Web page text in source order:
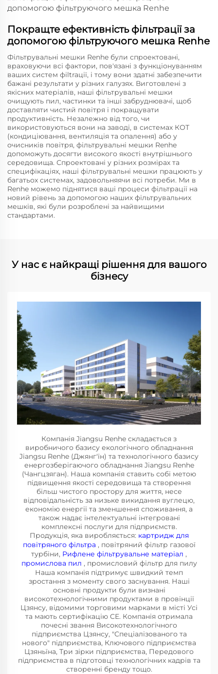
Покращте ефективність фільтрації за
допомогою фільтруючого мешка Renhe
Фільтрувальні мешки Renhe були спроектовані,
враховуючи всі фактори, пов'язані з функціонуванням
ваших систем фіltraції, і тому вони здатні забезпечити
бажані результати у різних галузях. Виготовлені з
якісних матеріалів, наші фільтрувальні мешки
очищують пил, частинки та інші забруднювачі, щоб
доставляти чистий повітря і покращувати
продуктивність. Незалежно від того, чи
використовуються вони на заводі, в системах КОТ
(кондиціювання, вентиляція та опалення) або у
очисників повітря, фільтрувальні мешки Renhe
допоможуть досягти високого якості внутрішнього
середовища. Спроектовані у різних розмірах та
специфікаціях, наші фільтрувальні мешки працюють у
багатьох системах, задовольняячи всі потреби. Ми в
Renhe можемо піднятися ваші процеси фільтрації на
новий рівень за допомогою наших фільтрувальних
мешків, які були розроблені за найвищими
стандартами.
У нас є найкращі рішення для вашого
бізнесу
Компанія Jiangsu Renhe складається з
виробничого базису екологічного обладнання
Jiangsu Renhe (Джянг'їн) та технологічного базису
енергозберігаючого обладнання Jiangsu Renhe
(Чангцзяган). Наша компанія ставить собі метою
підвищення якості середовища та створення
більш чистого простору для життя, несе
відповідальність за низьке викидання вуглецю,
економію енергії та зменшення споживання, а
також надає інтелектуальні інтегровані
комплексні послуги для підприємств.
Продукція, яка виробляється: картридж для
повітряного фільтра , повітряний фільтр газової
турбіни, Рифлене фільтрувальне матеріал ,
промислова пил , промисловий фільтр для пилу
Наша компанія підтримує швидкий темп
зростання з моменту свого заснування. Наші
основні продукти були визнані
високотехнологічними продуктами в провінції
Цзянсу, відомими торговими марками в місті Усі
та мають сертифікацію CE. Компанія отримала
почесні звання Високотехнологічного
підприємства Цзянсу, "Спеціалізованого та
нового" підприємства, Ключового підприємства
Цзяньїна, Три зірки підприємства, Передового
підприємства в підготовці технологічних кадрів та
створенні бренду тощо.